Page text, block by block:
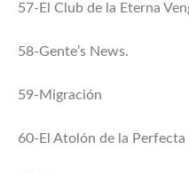
57-El Club de la Eterna
58-Gente’s News.
59-Migración
60-El Atolón de la Perfecta